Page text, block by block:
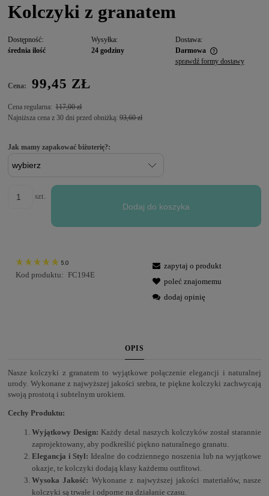
Kolczyki z granatem
Dostępność:
średnia ilość
Wysyłka:
24 godziny
Dostawa:
Darmowa
sprawdź formy dostawy
Cena: 99,45 ZŁ
Cena regularna: 117,00 zł
Najniższa cena z 30 dni przed obniżką: 93,60 zł
Jak mamy zapakować biżuterię?:
szt.
Dodaj do koszyka
5.0
Kod produktu: FC194E
zapytaj o produkt
poleć znajomemu
dodaj opinię
OPIS
Nasze kolczyki z granatem to wyjątkowe połączenie elegancji i naturalnej
urody. Wykonane z najwyższej jakości srebra, te piękne kolczyki zachwycają
swoją prostotą i subtelnym urokiem.
Cechy Produktu:
Wyjątkowy Design: Każdy detal naszych kolczyków został starannie
zaprojektowany, aby podkreślić piękno naturalnego granatu.
Elegancja i Styl: Idealne do codziennego noszenia lub na wyjątkowe
okazje, te kolczyki dodają klasy każdemu outfitowi.
Wysoka Jakość: Wykonane z najwyższej jakości materiałów, nasze
kolczyki są trwałe i odporne na działanie czasu.